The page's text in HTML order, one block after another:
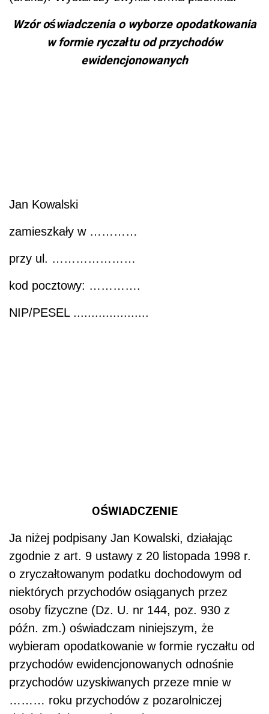
Wzór oświadczenia o wyborze opodatkowania
w formie ryczałtu od przychodów
ewidencjonowanych
Jan Kowalski
zamieszkały w …………
przy ul. …………………
kod pocztowy: ………….
NIP/PESEL .....................
OŚWIADCZENIE
Ja niżej podpisany Jan Kowalski, działając
zgodnie z art. 9 ustawy z 20 listopada 1998 r.
o zryczałtowanym podatku dochodowym od
niektórych przychodów osiąganych przez
osoby fizyczne (Dz. U. nr 144, poz. 930 z
późn. zm.) oświadczam niniejszym, że
wybieram opodatkowanie w formie ryczałtu od
przychodów ewidencjonowanych odnośnie
przychodów uzyskiwanych przeze mnie w
……… roku przychodów z pozarolniczej